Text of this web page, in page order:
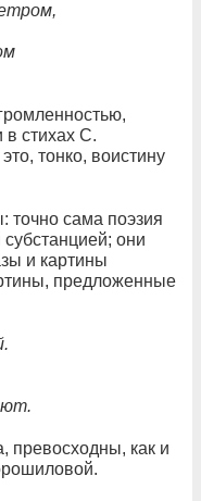
стихах С.
тонко, воистину
точно сама поэзия
они
и картины
предложенные
превосходны, как и